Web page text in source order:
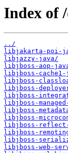
Index of
../
libjakarta-poi-
libjazzy-java/
libjboss-aop-
libjboss-
libjboss-
libjboss-
libjboss-
libjboss-
libjboss-
libjboss-
libjboss-
libjboss-
libjboss-
libjboss-web-